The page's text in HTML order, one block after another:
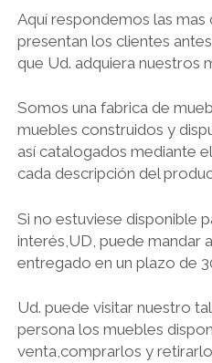
Aquí respondemos las mas
presentan los clientes
que Ud. adquiera nuestros
Somos una fabrica de
muebles construidos y
así catalogados mediante
cada descripción del
Si no estuviese disponible
interés,UD, puede mandar
entregado en un plazo de
Ud. puede visitar nuestro
persona los muebles
venta,comprarlos y